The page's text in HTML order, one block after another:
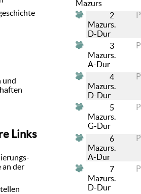
und
Links
an der
Mazurs
2
Mazurs.
D-Dur
3
Mazurs.
A-Dur
4
Mazurs.
D-Dur
5
Mazurs.
G-Dur
6
Mazurs.
A-Dur
7
Mazurs.
D-Dur